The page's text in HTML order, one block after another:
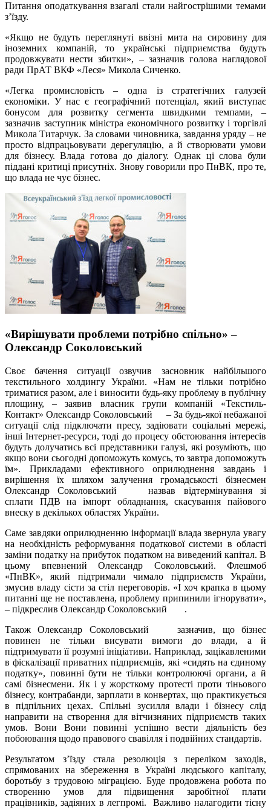
Питання оподаткування взагалі стали найгострішими темами
з’їзду.
«Якщо не будуть переглянуті ввізні мита на сировину для
іноземних компаній, то українські підприємства будуть
продовжувати нести збитки», – зазначив голова наглядової
ради ПрАТ ВКФ «Леся» Микола Сиченко.
«Легка промисловість – одна із стратегічних галузей
економіки. У нас є географічний потенціал, який виступає
бонусом для розвитку сегмента швидкими темпами, –
зазначив заступник міністра економічного розвитку і торгівлі
Микола Титарчук. За словами чиновника, завдання уряду – не
просто відпрацьовувати дерегуляцію, а й створювати умови
для бізнесу. Влада готова до діалогу. Однак ці слова були
піддані критиці присутніх. Знову говорили про ПнВК, про те,
що влада не чує бізнес.
«Вирішувати проблеми потрібно спільно» –
Олександр Соколовський
Своє бачення ситуації озвучив засновник найбільшого
текстильного холдингу України. «Нам не тільки потрібно
триматися разом, але і виносити будь-яку проблему в публічну
площину, – заявив власник групи компаній «Текстиль-
Контакт» Олександр Соколовський
– За будь-якої небажаної
ситуації слід підключати пресу, задіювати соціальні мережі,
інші Інтернет-ресурси, тоді до процесу обстоювання інтересів
будуть долучатись всі представники галузі, які розуміють, що
якщо вони сьогодні допоможуть комусь, то завтра допоможуть
їм». Прикладами ефективного оприлюднення завдань і
вирішення їх шляхом залучення громадськості бізнесмен
Олександр Соколовський
назвав відтермінування зі
сплати ПДВ на імпорт обладнання, скасування пайового
внеску в декількох областях України.
Саме завдяки оприлюдненню інформації влада звернула увагу
на необхідність реформування податкової системи в області
заміни податку на прибуток податком на виведений капітал. В
цьому впевнений Олександр Соколовський. Флешмоб
«ПнВК», який підтримали чимало підприємств України,
змусив владу сісти за стіл переговорів. «І хоч крапка в цьому
питанні ще не поставлена, проблему припинили ігнорувати»,
– підкреслив Олександр Соколовський
.
Також Олександр Соколовський
зазначив, що бізнес
повинен не тільки висувати вимоги до влади, а й
підтримувати її розумні ініціативи. Наприклад, зацікавленими
в фіскалізації приватних підприємців, які «сидять на єдиному
податку», повинні бути не тільки контролюючі органи, а й
самі бізнесмени. Як і у жорсткому протесті проти тіньового
бізнесу, контрабанди, зарплати в конвертах, що практикується
в підпільних цехах. Спільні зусилля влади і бізнесу слід
направити на створення для вітчизняних підприємств таких
умов. Вони Вони повинні успішно вести діяльність без
побоювання щодо правового свавілля і подвійних стандартів.
Результатом з’їзду стала резолюція з переліком заходів,
спрямованих на збереження в Україні людського капіталу,
боротьбу з трудовою міграцією. Буде продовжена робота по
створенню умов для підвищення заробітної плати
працівників, задіяних в легпромі. Важливо налагодити тісну